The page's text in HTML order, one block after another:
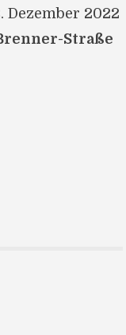
Dezember 2022
Straße